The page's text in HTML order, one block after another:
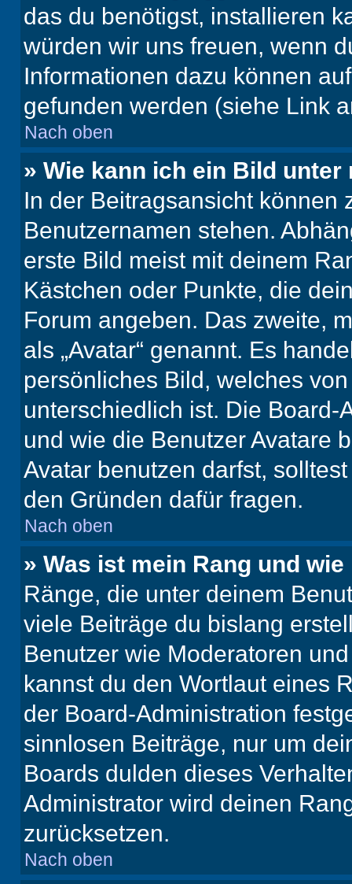
das du benötigst, installieren
würden wir uns freuen, wenn
Informationen dazu können
gefunden werden (siehe Link
Nach oben
» Wie kann ich ein Bild
In der Beitragsansicht können
Benutzernamen stehen.
erste Bild meist mit deinem
Kästchen oder Punkte, die
Forum angeben. Das zweite,
als „Avatar“ genannt. Es
persönliches Bild, welches
unterschiedlich ist. Die
und wie die Benutzer Avatare
Avatar benutzen darfst,
den Gründen dafür fragen.
Nach oben
» Was ist mein Rang und
Ränge, die unter deinem
viele Beiträge du bislang
Benutzer wie Moderatoren
kannst du den Wortlaut eines
der Board-Administration
sinnlosen Beiträge, nur um
Boards dulden dieses
Administrator wird deinen
zurücksetzen.
Nach oben